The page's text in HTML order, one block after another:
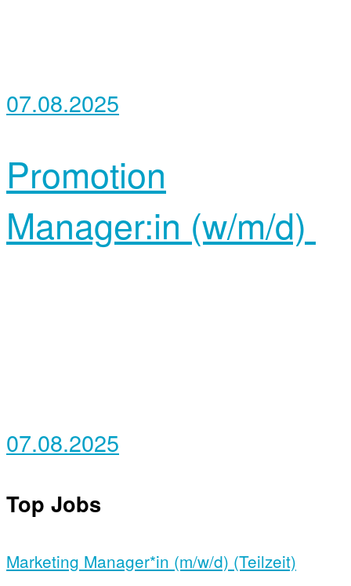
07.08.2025
Promotion
Manager:in (w/m/d)
07.08.2025
Top Jobs
Marketing Manager*in (m/w/d) (Teilzeit)